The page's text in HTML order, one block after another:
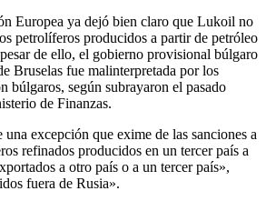
Europea ya dejó bien claro que Lukoil no
petrolíferos producidos a partir de petróleo
de ello, el gobierno provisional búlgaro
Bruselas fue malinterpretada por los
búlgaros, según subrayaron el pasado
de Finanzas.
excepción que exime de las sanciones a
refinados producidos en un tercer país a
a otro país o a un tercer país»,
fuera de Rusia».